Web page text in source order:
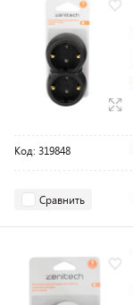
Код: 319848
Сравнить